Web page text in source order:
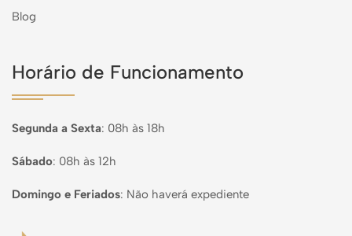
Blog
Horário de Funcionamento
Segunda a Sexta: 08h às 18h
Sábado: 08h às 12h
Domingo e Feriados: Não haverá expediente